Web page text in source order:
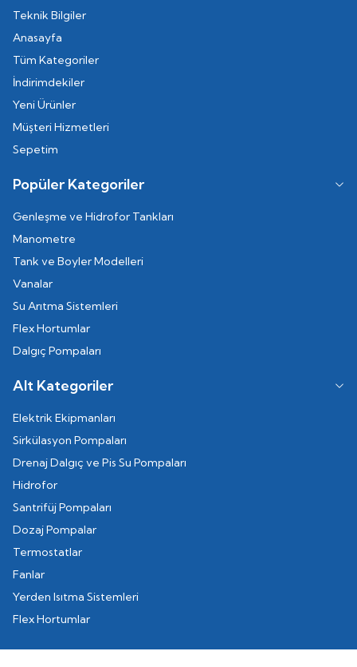
Teknik Bilgiler
Anasayfa
Tüm Kategoriler
İndirimdekiler
Yeni Ürünler
Müşteri Hizmetleri
Sepetim
Popüler Kategoriler
Genleşme ve Hidrofor Tankları
Manometre
Tank ve Boyler Modelleri
Vanalar
Su Arıtma Sistemleri
Flex Hortumlar
Dalgıç Pompaları
Alt Kategoriler
Elektrik Ekipmanları
Sirkülasyon Pompaları
Drenaj Dalgıç ve Pis Su Pompaları
Hidrofor
Santrifüj Pompaları
Dozaj Pompalar
Termostatlar
Fanlar
Yerden Isıtma Sistemleri
Flex Hortumlar